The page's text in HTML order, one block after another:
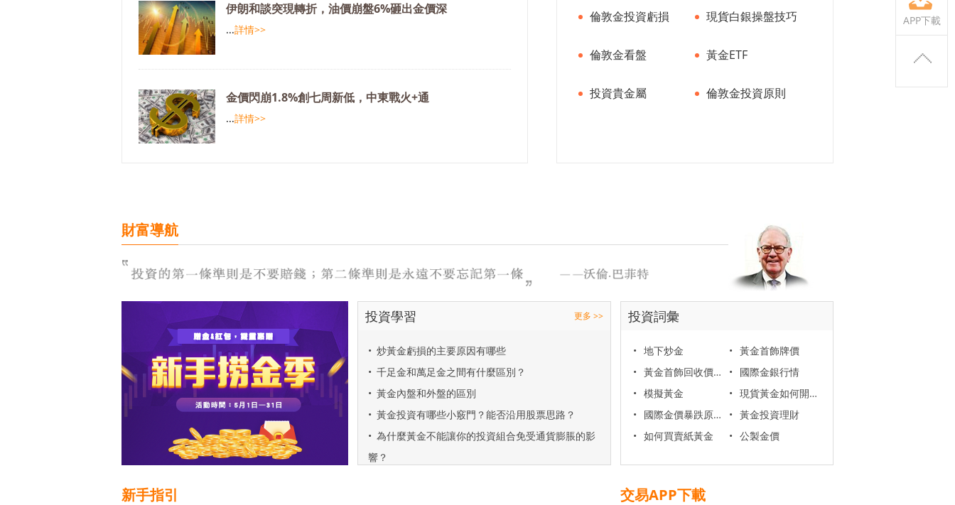
APP下載
伊朗和談突現轉折，油價崩盤6%砸出金價深
...詳情>>
金價閃崩1.8%創七周新低，中東戰火+通
...詳情>>
倫敦金投資虧損 現貨白銀操盤技巧
倫敦金看盤 黃金ETF
投資貴金屬 倫敦金投資原則
財富導航
投資學習 更多 >>
• 炒黃金虧損的主要原因有哪些
• 千足金和萬足金之間有什麼區別？
• 黃金內盤和外盤的區別
• 黃金投資有哪些小竅門？能否沿用股票思路？
• 為什麼黃金不能讓你的投資組合免受通貨膨脹的影
響？
投資詞彙
• 地下炒金 • 黃金首飾牌價
•
黃金首飾回收價格 •
國際金銀行情
• 模擬黃金 •
現貨黃金如何開戶
•
國際金價暴跌原因 • 黃金投資理財
• 如何買賣紙黃金 • 公製金價
新手指引 交易APP下載